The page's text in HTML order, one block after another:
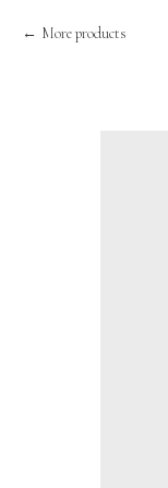
More products